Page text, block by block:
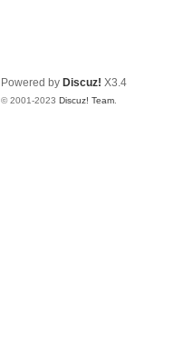
Powered by Discuz! X3.4
© 2001-2023 Discuz! Team